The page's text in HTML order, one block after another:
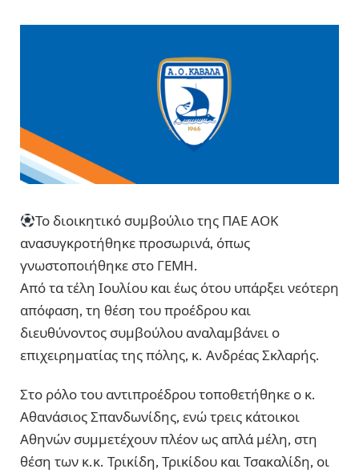
Το διοικητικό συμβούλιο της ΠΑΕ ΑΟΚ
ανασυγκροτήθηκε προσωρινά, όπως
γνωστοποιήθηκε στο ΓΕΜΗ.
Από τα τέλη Ιουλίου και έως ότου υπάρξει νεότερη
απόφαση, τη θέση του προέδρου και
διευθύνοντος συμβούλου αναλαμβάνει ο
επιχειρηματίας της πόλης, κ. Ανδρέας Σκλαρής.
Στο ρόλο του αντιπροέδρου τοποθετήθηκε ο κ.
Αθανάσιος Σπανδωνίδης, ενώ τρεις κάτοικοι
Αθηνών συμμετέχουν πλέον ως απλά μέλη, στη
θέση των κ.κ. Τρικίδη, Τρικίδου και Τσακαλίδη, οι